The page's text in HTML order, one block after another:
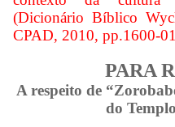
(Dicionário Bíblico
CPAD, 2010, pp.1600-
PARA
A respeito de
do